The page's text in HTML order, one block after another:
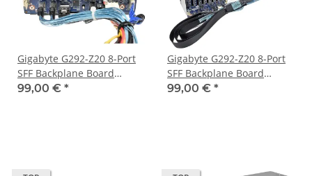
Gigabyte G292-Z20 8-Port
SFF Backplane Board
CBPG083 + Cage + Cable
99,00 € *
Gigabyte G292-Z20 8-Port
SFF Backplane Board
CBPG083 +Cage +Cable
99,00 € *